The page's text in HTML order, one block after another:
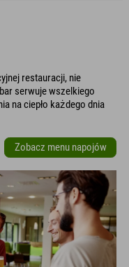
restauracji, nie
serwuje wszelkiego
na ciepło każdego dnia
Zobacz menu napojów